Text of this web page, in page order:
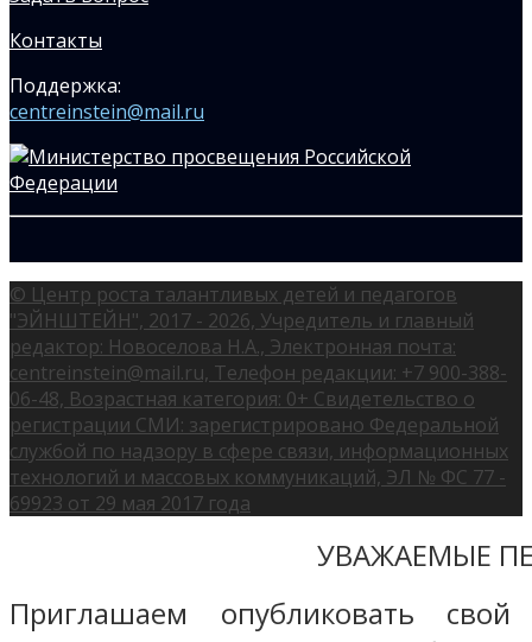
Контакты
Поддержка:
centreinstein@mail.ru
© Центр роста талантливых детей и педагогов
"ЭЙНШТЕЙН", 2017 - 2026, Учредитель и главный
редактор: Новоселова Н.А., Электронная почта:
centreinstein@mail.ru, Телефон редакции: +7 900-388-
06-48, Возрастная категория: 0+ Свидетельство о
регистрации СМИ: зарегистрировано Федеральной
службой по надзору в сфере связи, информационных
технологий и массовых коммуникаций, ЭЛ № ФС 77 -
69923 от 29 мая 2017 года
УВАЖАЕМЫЕ
Приглашаем опубликовать